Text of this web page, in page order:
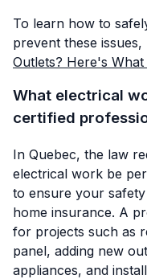
To learn how to
prevent these
Outlets? Here's
What electrical
certified
In Quebec, the law
electrical work be
to ensure your
home insurance. A
for projects such as
panel, adding new
appliances, and